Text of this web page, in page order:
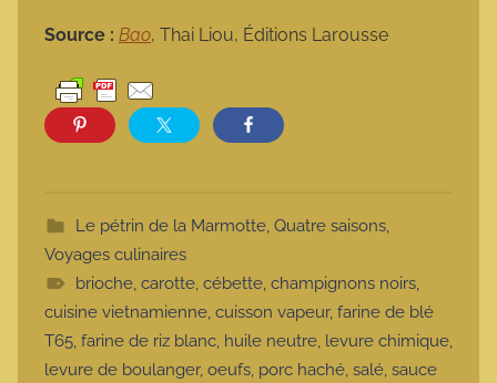
Source : Bao, Thai Liou, Éditions Larousse
Le pétrin de la Marmotte, Quatre saisons,
Voyages culinaires
brioche, carotte, cébette, champignons noirs,
cuisine vietnamienne, cuisson vapeur, farine de blé
T65, farine de riz blanc, huile neutre, levure chimique,
levure de boulanger, oeufs, porc haché, salé, sauce